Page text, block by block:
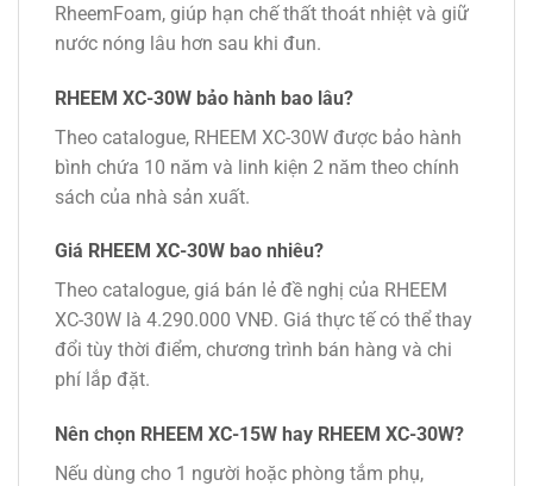
RheemFoam, giúp hạn chế thất thoát nhiệt và giữ
nước nóng lâu hơn sau khi đun.
RHEEM XC-30W bảo hành bao lâu?
Theo catalogue, RHEEM XC-30W được bảo hành
bình chứa 10 năm và linh kiện 2 năm theo chính
sách của nhà sản xuất.
Giá RHEEM XC-30W bao nhiêu?
Theo catalogue, giá bán lẻ đề nghị của RHEEM
XC-30W là 4.290.000 VNĐ. Giá thực tế có thể thay
đổi tùy thời điểm, chương trình bán hàng và chi
phí lắp đặt.
Nên chọn RHEEM XC-15W hay RHEEM XC-30W?
Nếu dùng cho 1 người hoặc phòng tắm phụ,